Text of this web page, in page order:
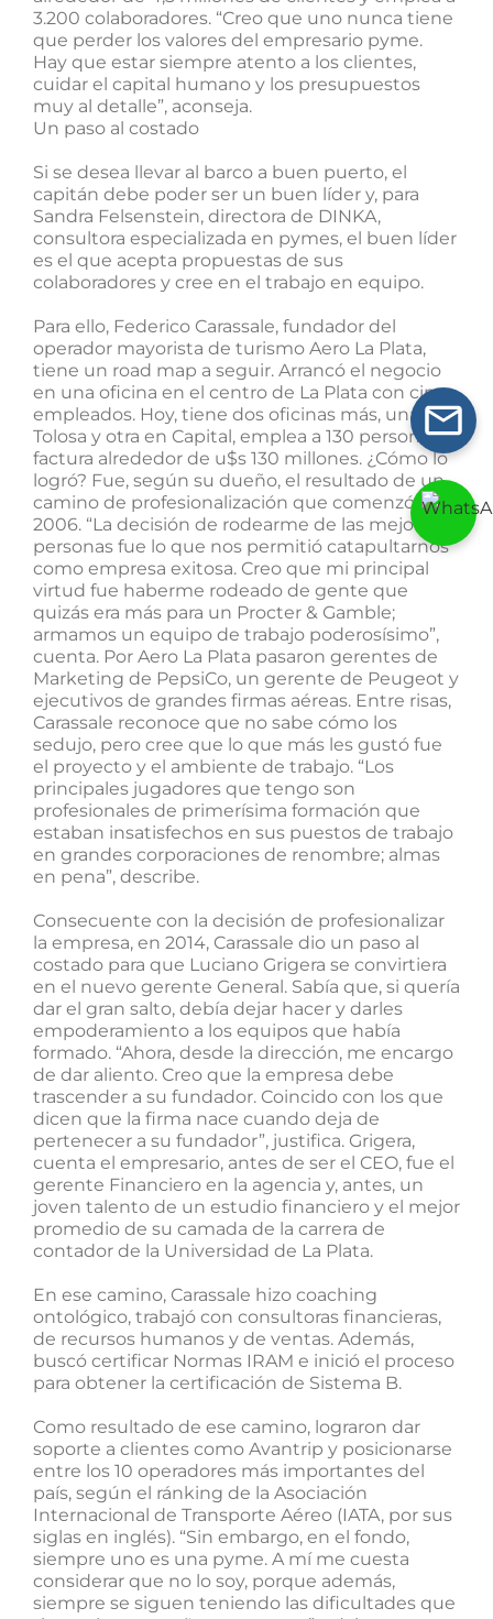
3.200 colaboradores. “Creo que uno nunca tiene
que perder los valores del empresario pyme.
Hay que estar siempre atento a los clientes,
cuidar el capital humano y los presupuestos
muy al detalle”, aconseja.
Un paso al costado
Si se desea llevar al barco a buen puerto, el
capitán debe poder ser un buen líder y, para
Sandra Felsenstein, directora de DINKA,
consultora especializada en pymes, el buen líder
es el que acepta propuestas de sus
colaboradores y cree en el trabajo en equipo.
Para ello, Federico Carassale, fundador del
operador mayorista de turismo Aero La Plata,
tiene un road map a seguir. Arrancó el negocio
en una oficina en el centro de La Plata con cinco
empleados. Hoy, tiene dos oficinas más, una en
Tolosa y otra en Capital, emplea a 130 personas y
factura alrededor de u$s 130 millones. ¿Cómo lo
logró? Fue, según su dueño, el resultado de un
camino de profesionalización que comenzó en
2006. “La decisión de rodearme de las mejores
personas fue lo que nos permitió catapultarnos
como empresa exitosa. Creo que mi principal
virtud fue haberme rodeado de gente que
quizás era más para un Procter & Gamble;
armamos un equipo de trabajo poderosísimo”,
cuenta. Por Aero La Plata pasaron gerentes de
Marketing de PepsiCo, un gerente de Peugeot y
ejecutivos de grandes firmas aéreas. Entre risas,
Carassale reconoce que no sabe cómo los
sedujo, pero cree que lo que más les gustó fue
el proyecto y el ambiente de trabajo. “Los
principales jugadores que tengo son
profesionales de primerísima formación que
estaban insatisfechos en sus puestos de trabajo
en grandes corporaciones de renombre; almas
en pena”, describe.
Consecuente con la decisión de profesionalizar
la empresa, en 2014, Carassale dio un paso al
costado para que Luciano Grigera se convirtiera
en el nuevo gerente General. Sabía que, si quería
dar el gran salto, debía dejar hacer y darles
empoderamiento a los equipos que había
formado. “Ahora, desde la dirección, me encargo
de dar aliento. Creo que la empresa debe
trascender a su fundador. Coincido con los que
dicen que la firma nace cuando deja de
pertenecer a su fundador”, justifica. Grigera,
cuenta el empresario, antes de ser el CEO, fue el
gerente Financiero en la agencia y, antes, un
joven talento de un estudio financiero y el mejor
promedio de su camada de la carrera de
contador de la Universidad de La Plata.
En ese camino, Carassale hizo coaching
ontológico, trabajó con consultoras financieras,
de recursos humanos y de ventas. Además,
buscó certificar Normas IRAM e inició el proceso
para obtener la certificación de Sistema B.
Como resultado de ese camino, lograron dar
soporte a clientes como Avantrip y posicionarse
entre los 10 operadores más importantes del
país, según el ránking de la Asociación
Internacional de Transporte Aéreo (IATA, por sus
siglas en inglés). “Sin embargo, en el fondo,
siempre uno es una pyme. A mí me cuesta
considerar que no lo soy, porque además,
siempre se siguen teniendo las dificultades que